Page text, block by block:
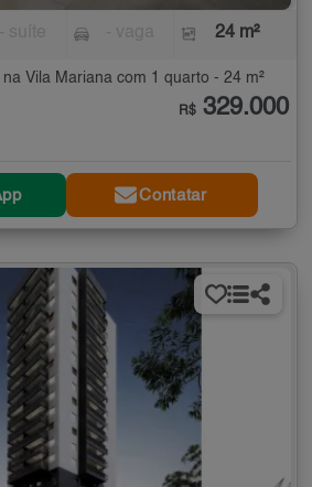
24 m²
Vila Mariana com 1 quarto - 24 m²
R$ 329.000
Contatar